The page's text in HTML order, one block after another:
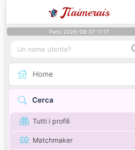
JTaimerais
Paris 2026-08-07 17:17
Home
Cerca
Tutti i profili
Matchmaker